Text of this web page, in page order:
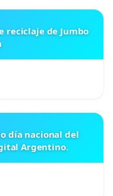
reciclaje de Jumbo
día nacional del
Argentino.